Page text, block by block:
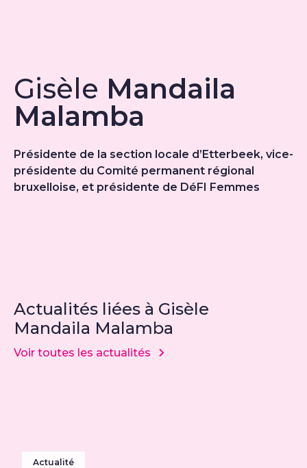
Gisèle Mandaila
Malamba
Présidente de la section locale d’Etterbeek, vice-
présidente du Comité permanent régional
bruxelloise, et présidente de DéFI Femmes
Actualités liées à Gisèle
Mandaila Malamba
Voir toutes les actualités
Actualité